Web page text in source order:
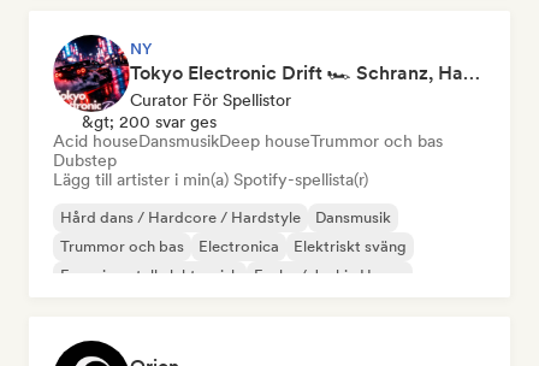
NY
Tokyo Electronic Drift 🏎️ Schranz, Hard Techno & Anime EDM
Curator För Spellistor
&gt; 200 svar ges
Acid houseDansmusikDeep houseTrummor och bas
Dubstep
Lägg till artister i min(a) Spotify-spellista(r)
Hård dans / Hardcore / Hardstyle
Dansmusik
Trummor och bas
Electronica
Elektriskt sväng
Experimentell elektronisk
Funky / Jackin House